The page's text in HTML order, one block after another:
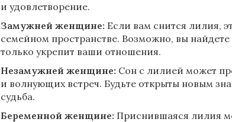
и удовлетворение.
Замужней женщине: Если вам снится лилия,
семейном пространстве. Возможно, вы
только укрепит ваши отношения.
Незамужней женщине: Сон с лилией может
и волнующих встреч. Будьте открыты новым
судьба.
Беременной женщине: Приснившаяся лилия